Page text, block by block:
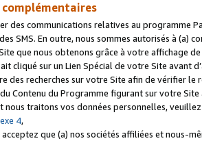
des communications relatives au programme
SMS. En outre, nous sommes autorisés à
que nous obtenons grâce à votre affichage
cliqué sur un Lien Spécial de votre Site avant
des recherches sur votre Site afin de vérifier
Contenu du Programme figurant sur votre
nous traitons vos données personnelles,
4,
acceptez que (a) nos sociétés affiliées et nous-